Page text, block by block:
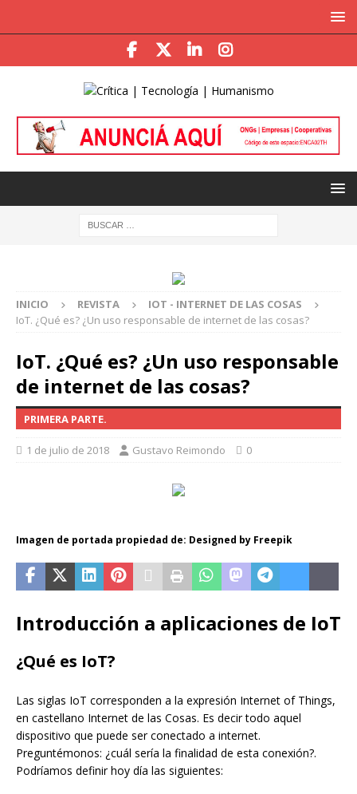
INICIO REVISTA
IOT - INTERNET DE LAS COSAS
IoT. ¿Qué es? ¿Un uso responsable de internet de las cosas?
IoT. ¿Qué es? ¿Un uso responsable
de internet de las cosas?
PRIMERA PARTE.
1 de julio de 2018 Gustavo Reimondo 0
Imagen de portada propiedad de: Designed by Freepik
Introducción a aplicaciones de IoT
¿Qué es IoT?
Las siglas IoT corresponden a la expresión Internet of Things,
en castellano Internet de las Cosas. Es decir todo aquel
dispositivo que puede ser conectado a internet.
Preguntémonos: ¿cuál sería la finalidad de esta conexión?.
Podríamos definir hoy día las siguientes: